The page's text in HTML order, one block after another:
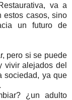
va a
estos casos, sino
un futuro de
pero si se puede
vivir alejados del
sociedad, ya que
¿un adulto